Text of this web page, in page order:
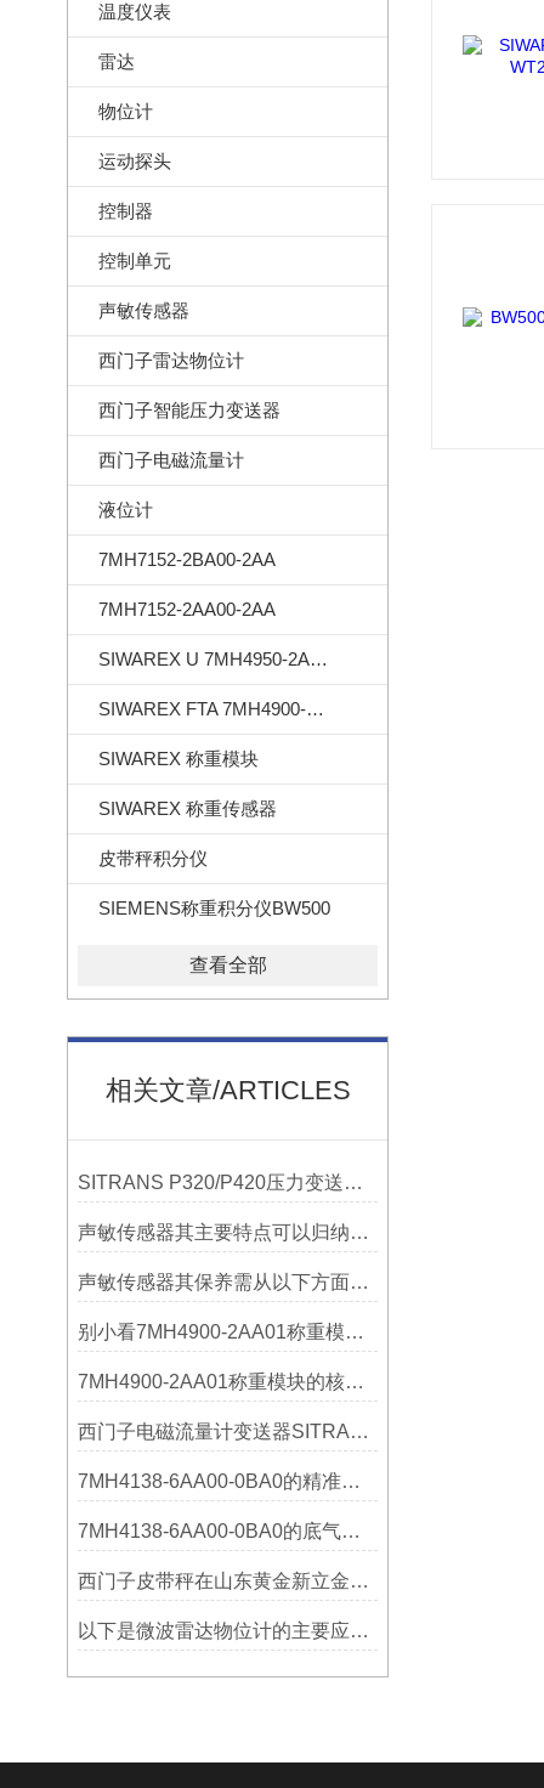
温度仪表
雷达
物位计
运动探头
控制器
控制单元
声敏传感器
西门子雷达物位计
西门子智能压力变送器
西门子电磁流量计
液位计
7MH7152-2BA00-2AA
7MH7152-2AA00-2AA
SIWAREX U 7MH4950-2AA01
SIWAREX FTA 7MH4900-2AA01
SIWAREX 称重模块
SIWAREX 称重传感器
皮带秤积分仪
SIEMENS称重积分仪BW500
查看全部
相关文章/ARTICLES
SITRANS P320/P420压力变送器概述
声敏传感器其主要特点可以归纳为以下几个核心维度
声敏传感器其保养需从以下方面入手
别小看7MH4900-2AA01称重模块！这些你日常接触的领域，早已离不开它
7MH4900-2AA01称重模块的核心亮点，藏着让效率翻倍的“关键密码”
西门子电磁流量计变送器SITRANS FMT020的功能
7MH4138-6AA00-0BA0的精准从何而来？关键组成部分，藏着答案！
7MH4138-6AA00-0BA0的底气：这些核心功能，让精准称重不再是难题
西门子皮带秤在山东黄金新立金矿的成功应用
以下是微波雷达物位计的主要应用领域及具体场景分析